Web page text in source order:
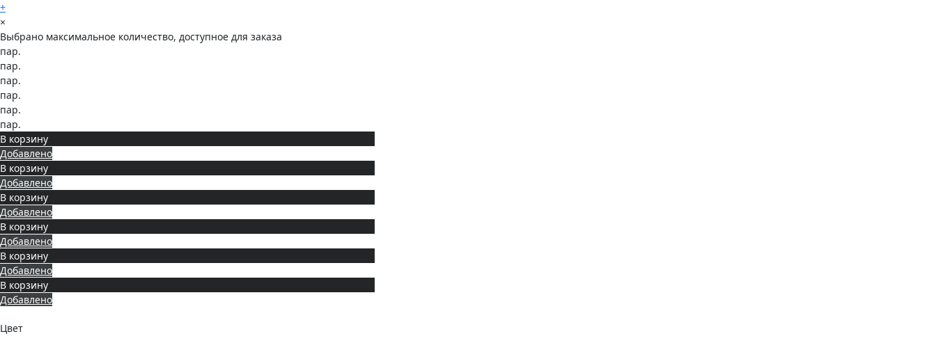
+
×
Выбрано максимальное количество, доступное для заказа
пар.
пар.
пар.
пар.
пар.
пар.
В корзину
Добавлено
В корзину
Добавлено
В корзину
Добавлено
В корзину
Добавлено
В корзину
Добавлено
В корзину
Добавлено
Цвет